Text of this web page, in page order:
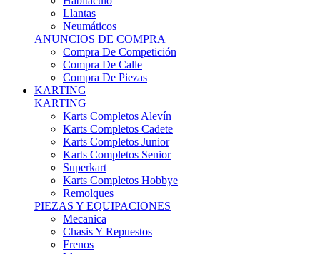
Neumáticos
ANUNCIOS DE COMPRA
Compra De Competición
Compra De Calle
Compra De Piezas
KARTING
KARTING
Karts Completos Alevín
Karts Completos Cadete
Karts Completos Junior
Karts Completos Senior
Superkart
Karts Completos Hobbye
Remolques
PIEZAS Y EQUIPACIONES
Mecanica
Chasis Y Repuestos
Frenos
Llantas